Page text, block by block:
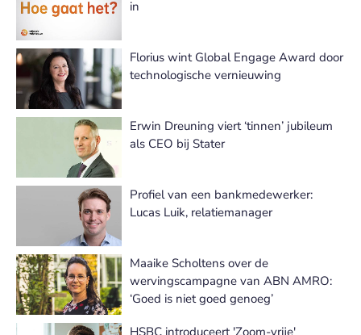
in
Florius wint Global Engage Award door
technologische vernieuwing
Erwin Dreuning viert ‘tinnen’ jubileum
als CEO bij Stater
Profiel van een bankmedewerker:
Lucas Luik, relatiemanager
Maaike Scholtens over de
wervingscampagne van ABN AMRO:
‘Goed is niet goed genoeg’
HSBC introduceert 'Zoom-vrije'